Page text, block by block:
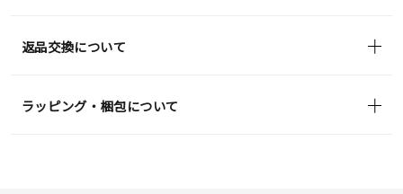
返品交換について
ラッピング・梱包について